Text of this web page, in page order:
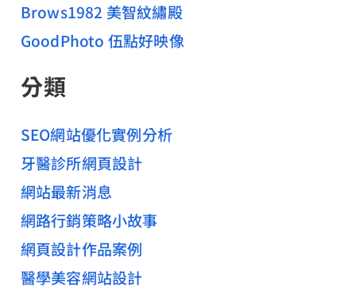
Brows1982 美智紋繡殿
GoodPhoto 伍點好映像
分類
SEO網站優化實例分析
牙醫診所網頁設計
網站最新消息
網路行銷策略小故事
網頁設計作品案例
醫學美容網站設計